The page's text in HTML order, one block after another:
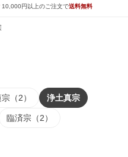
10,000円以上のご注文で送料無料
（2） 浄土真宗
臨済宗（2）